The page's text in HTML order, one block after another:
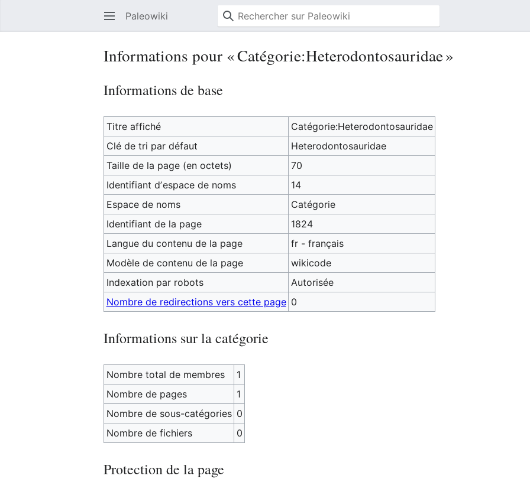
Paleowiki
Informations pour « Catégorie:Heterodontosauridae »
Informations de base
Titre affiché
Catégorie:Heterodontosauridae
Clé de tri par défaut
Heterodontosauridae
Taille de la page (en octets)
70
Identifiant dʼespace de noms
14
Espace de noms
Catégorie
Identifiant de la page
1824
Langue du contenu de la page
fr - français
Modèle de contenu de la page
wikicode
Indexation par robots
Autorisée
Nombre de redirections vers cette page 0
Informations sur la catégorie
Nombre total de membres
1
Nombre de pages
1
Nombre de sous-catégories 0
Nombre de fichiers
0
Protection de la page